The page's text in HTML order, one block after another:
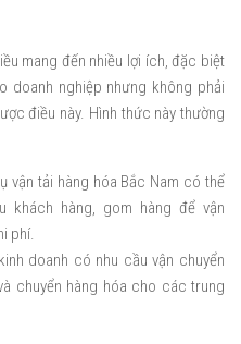
mang đến nhiều lợi ích, đặc biệt
doanh nghiệp nhưng không phải
điều này. Hình thức này thường
vận tải hàng hóa Bắc Nam có thể
khách hàng, gom hàng để vận
phí.
doanh có nhu cầu vận chuyển
chuyển hàng hóa cho các trung